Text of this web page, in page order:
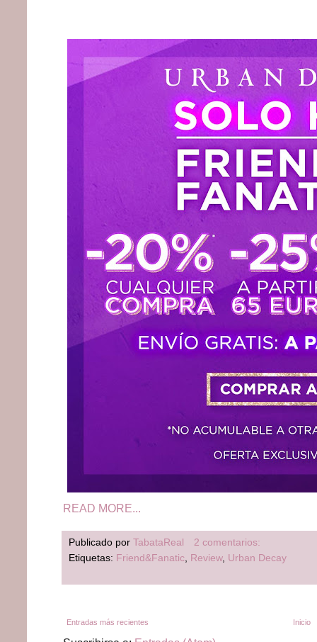
READ MORE...
Publicado por TabataReal
2 comentarios:
Etiquetas: Friend&Fanatic Review, Urban Decay
Entradas más recientes Inicio